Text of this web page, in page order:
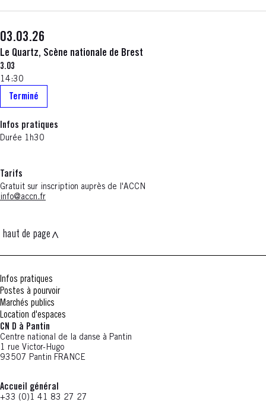
03.03.26
Le Quartz, Scène nationale de Brest
3.03
14:30
Terminé
Infos pratiques
Durée 1h30
Tarifs
Gratuit sur inscription auprès de l'ACCN
info@accn.fr
haut de page
Infos pratiques
Postes à pourvoir
Marchés publics
Location d'espaces
CN D à Pantin
Centre national de la danse à Pantin
1 rue Victor-Hugo
93507 Pantin FRANCE
Accueil général
+33 (0)1 41 83 27 27